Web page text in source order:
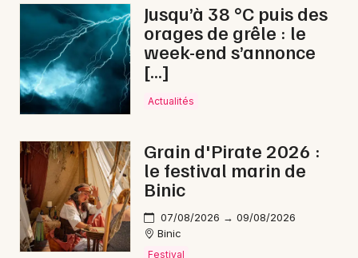
Newsletter des sorties
Artistes en tournée
Actus à Guingamp
Magazine à Guingamp
Jusqu’à 38 °C puis des
orages de grêle : le
week-end s’annonce
[…]
Actualités
Grain d'Pirate 2026 :
le festival marin de
Binic
07/08/2026 → 09/08/2026
Binic
Festival